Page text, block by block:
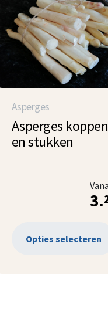
Asperges
Asperges koppen
en stukken
3.
Opties selecteren